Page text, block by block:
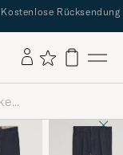
Kostenlose Rücksendung